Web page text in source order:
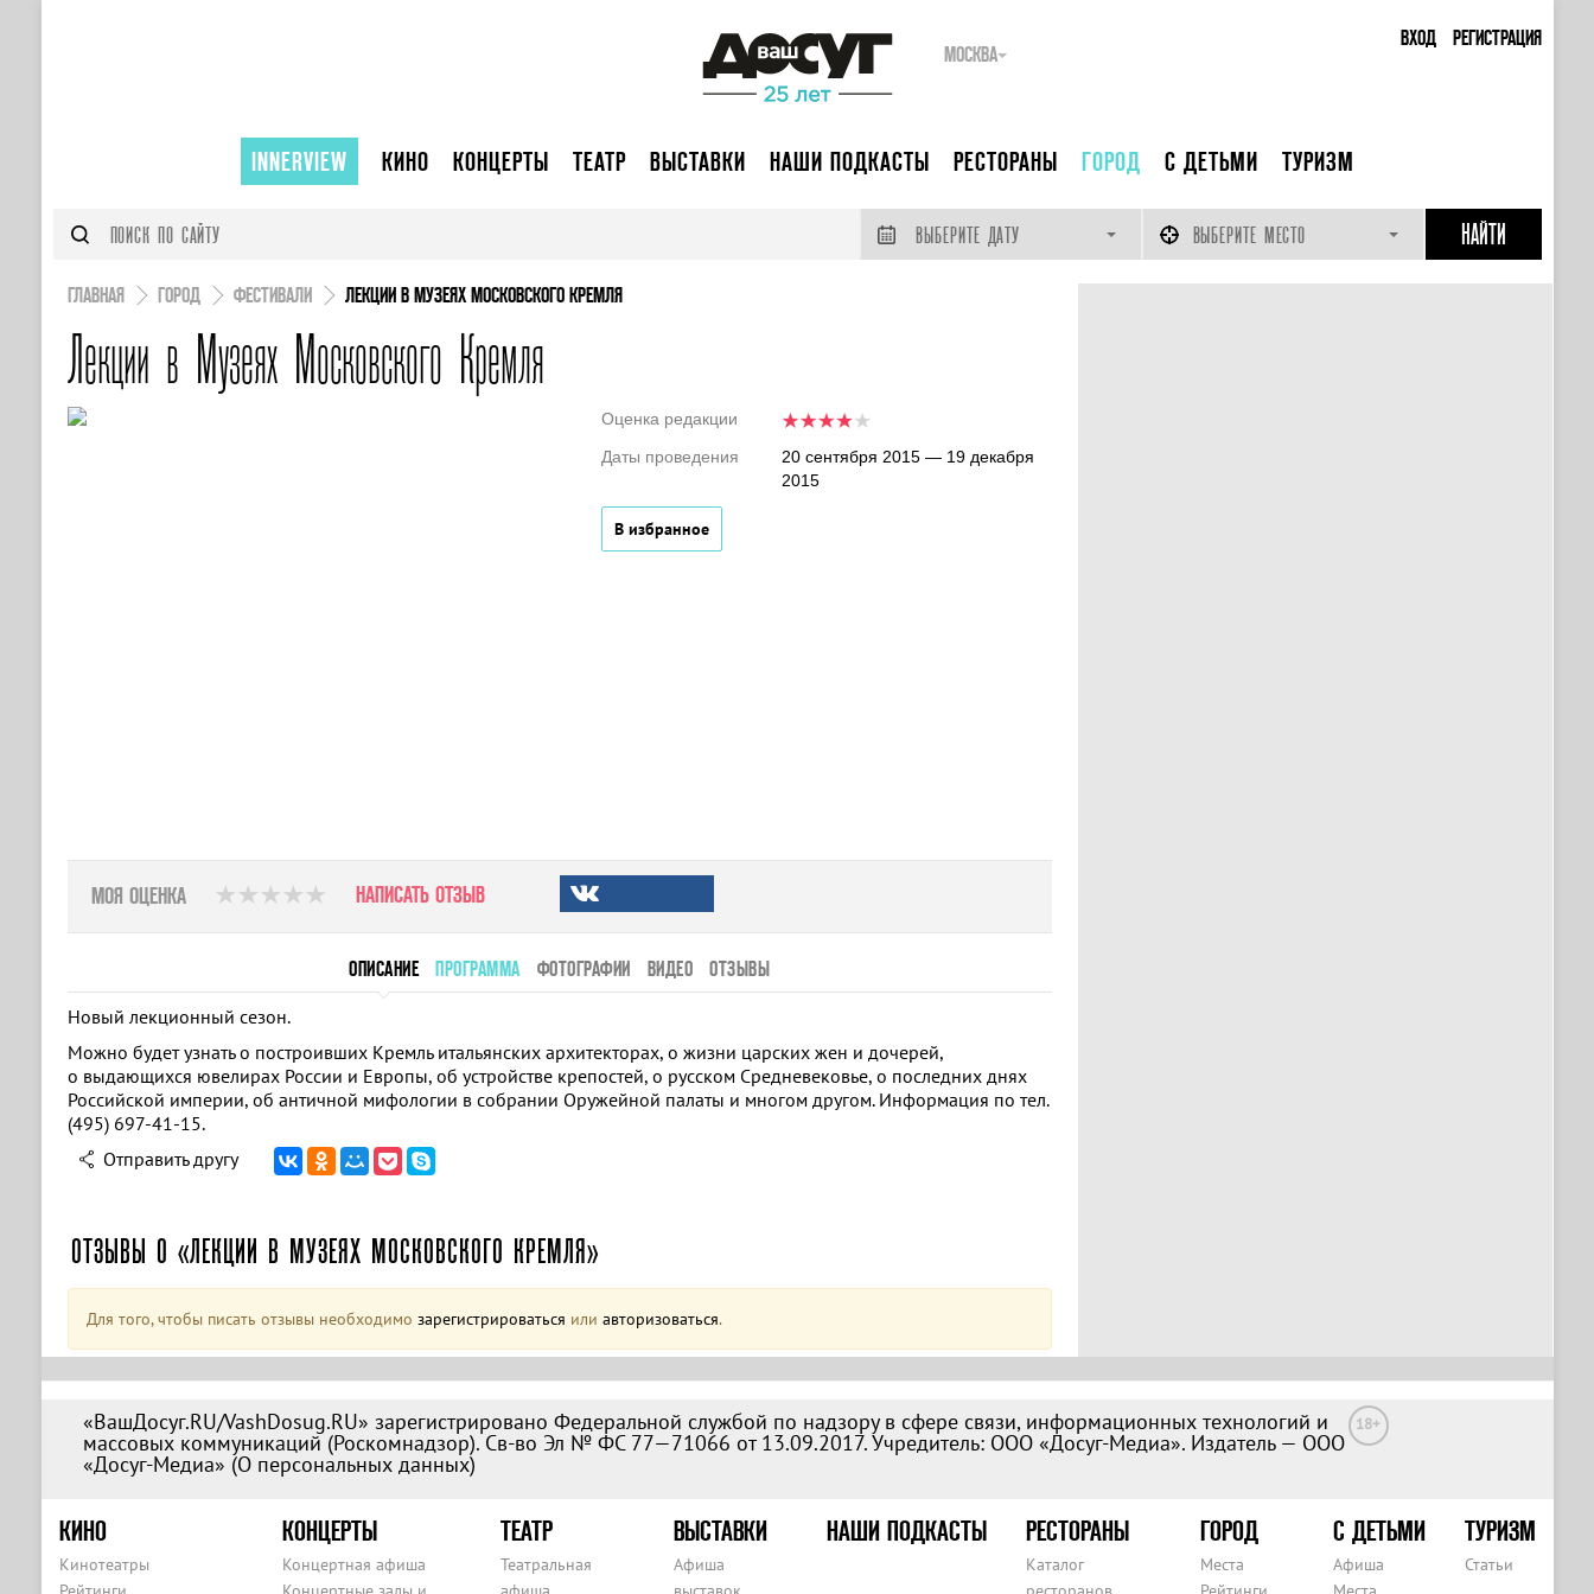
ВХОД РЕГИСТРАЦИЯ
МОСКВА
INNERVIEW КИНО КОНЦЕРТЫ ТЕАТР ВЫСТАВКИ НАШИ ПОДКАСТЫ РЕСТОРАНЫ ГОРОД С ДЕТЬМИ ТУРИЗМ
ВЫБЕРИТЕ ДАТУ ВЫБЕРИТЕ МЕСТО
ГЛАВНАЯ ГОРОД ФЕСТИВАЛИ ЛЕКЦИИ В МУЗЕЯХ МОСКОВСКОГО КРЕМЛЯ
Лекции в Музеях Московского Кремля
Оценка редакции
Даты проведения
20 сентября 2015 — 19 декабря
2015
В избранное
МОЯ ОЦЕНКА НАПИСАТЬ ОТЗЫВ
ОПИСАНИЕ ПРОГРАММА ФОТОГРАФИИ ВИДЕО ОТЗЫВЫ
Новый лекционный сезон.
Можно будет узнать о построивших Кремль итальянских архитекторах, о жизни царских жен и дочерей,
о выдающихся ювелирах России и Европы, об устройстве крепостей, о русском Средневековье, о последних днях
Российской империи, об античной мифологии в собрании Оружейной палаты и многом другом. Информация по тел.
(495) 697-41-15.
Отправить другу
ОТЗЫВЫ О «ЛЕКЦИИ В МУЗЕЯХ МОСКОВСКОГО КРЕМЛЯ»
Для того, чтобы писать отзывы необходимо зарегистрироваться или авторизоваться.
«ВашДосуг.RU/VashDosug.RU» зарегистрировано Федеральной службой по надзору в сфере связи, информационных технологий и
массовых коммуникаций (Роскомнадзор). Св-во Эл № ФС 77—71066 от 13.09.2017. Учредитель: ООО «Досуг-Медиа». Издатель — ООО
«Досуг-Медиа» (О персональных данных)
18+
КИНО
Кинотеатры
КОНЦЕРТЫ
Концертная афиша
ТЕАТР
Театральная
ВЫСТАВКИ
Афиша
НАШИ ПОДКАСТЫ РЕСТОРАНЫ
Каталог
ГОРОД
Места
С ДЕТЬМИ
Афиша
ТУРИЗМ
Статьи